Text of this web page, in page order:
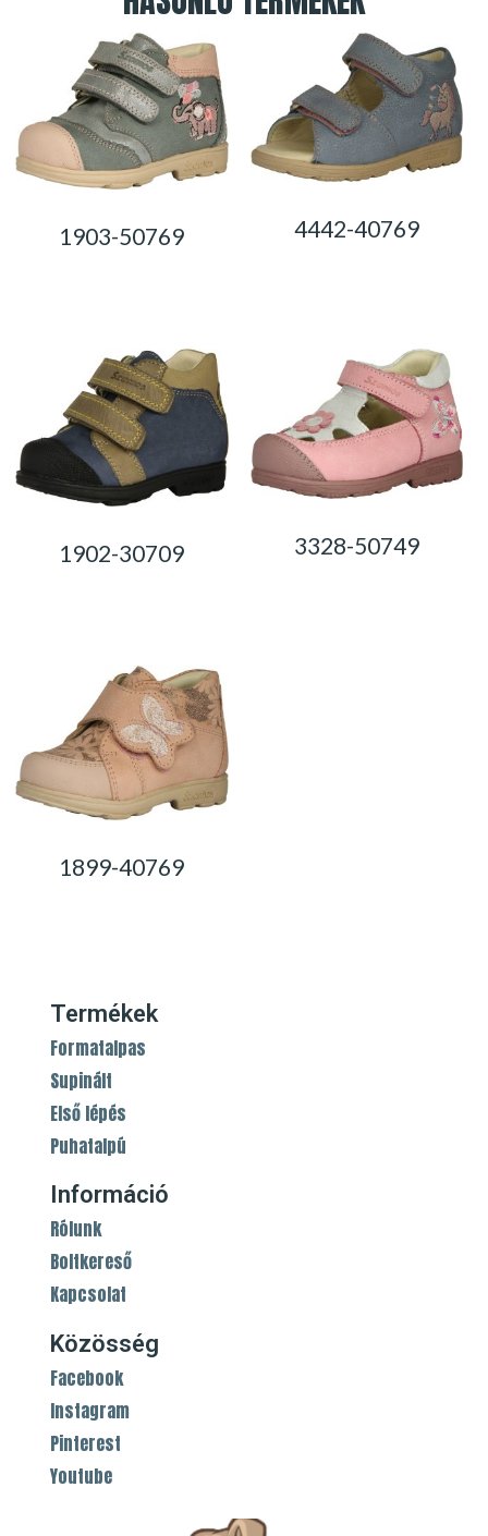
1903-50769 4442-40769
1902-30709 3328-50749
1899-40769
Termékek
Formatalpas
Supinált
Első lépés
Puhatalpú
Információ
Rólunk
Boltkereső
Kapcsolat
Közösség
Facebook
Instagram
Pinterest
Youtube